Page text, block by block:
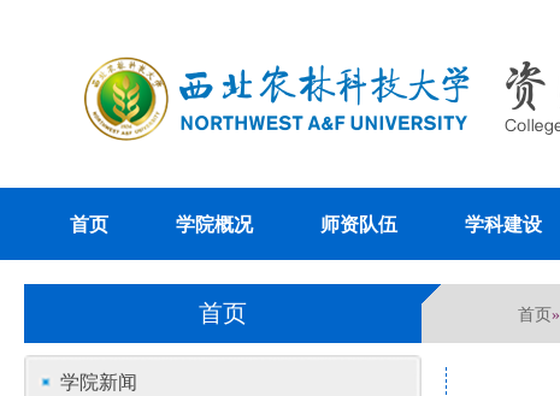
首页 学院概况 师资队伍 学科建设
首页 首页»
学院新闻